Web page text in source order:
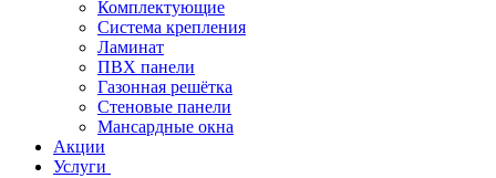
Комплектующие
Система крепления
Ламинат
ПВХ панели
Газонная решётка
Стеновые панели
Мансардные окна
Акции
Услуги